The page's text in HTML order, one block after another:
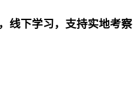
线下学习，支持实地考察